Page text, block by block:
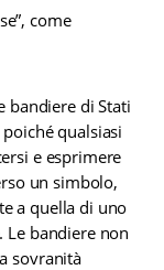
come
bandiere di Stati
qualsiasi
e esprimere
un simbolo,
a quella di uno
Le bandiere non
sovranità